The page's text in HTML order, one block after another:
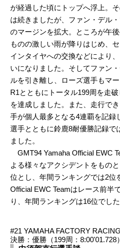
が経過した頃にトップへ浮上。
は続きましたが、ファン・デル
のマージンを拡大。ところが午
ものの激しい雨が降りはじめ、
インタイヤへの交換などにより
いになりました。そしてファン
ルを引き離し、ローズ選手もマ
R1とともにトータル199周を走
を達成しました。また、走行で
手が個人最多となる4連覇を記録
選手とともに鈴鹿8耐優勝記録で
ました。
GMT94 Yamaha Official EWC
よる様々なアクシデントをもの
位とし、年間ランキングでは2位
Official EWC Teamはレース前半
り、年間ランキングは16位でした
#21 YAMAHA FACTORY
決勝：優勝（199周：8:00'01.728）